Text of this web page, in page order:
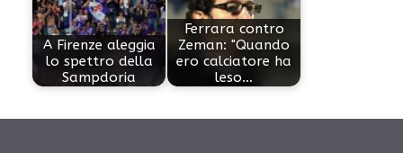
A Firenze aleggia
lo spettro della
Sampdoria
Ferrara contro
Zeman: "Quando
ero calciatore ha
leso…